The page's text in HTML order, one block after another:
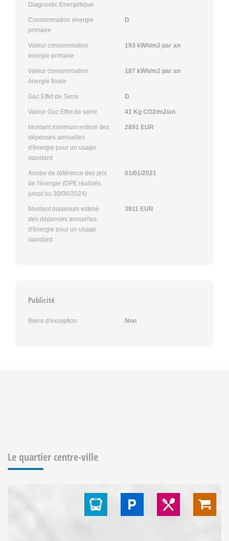
Diagnostic Energétique
Consommation énergie
primaire
D
Valeur consommation
énergie primaire
193 kWh/m2 par an
Valeur consommation
énergie finale
187 kWh/m2 par an
Gaz Effet de Serre D
Valeur Gaz Effet de serre 41 Kg CO2/m2/an
Montant minimum estimé des
dépenses annuelles
d'énergie pour un usage
standard
2891 EUR
Année de référence des prix
de l'énergie (DPE réalisés
jusqu'au 30/06/2024)
01/01/2021
Montant maximum estimé
des dépenses annuelles
d'énergie pour un usage
standard
3911 EUR
Publicité
Biens d'exception Non
Le quartier centre-ville